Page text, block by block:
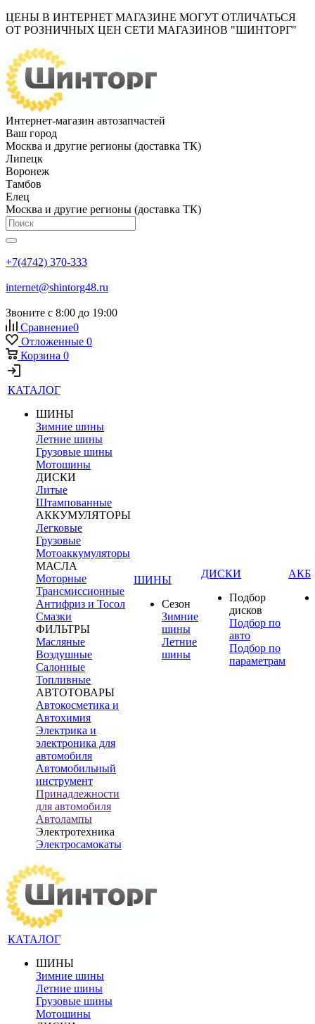
ЦЕНЫ В ИНТЕРНЕТ МАГАЗИНЕ МОГУТ ОТЛИЧАТЬСЯ
ОТ РОЗНИЧНЫХ ЦЕН СЕТИ МАГАЗИНОВ "ШИНТОРГ"
Интернет-магазин автозапчастей
Ваш город
Москва и другие регионы (доставка ТК)
Липецк
Воронеж
Тамбов
Елец
Москва и другие регионы (доставка ТК)
+7(4742) 370-333
internet@shintorg48.ru
Звоните с 8:00 до 19:00
Сравнение0
Отложенные 0
Корзина 0
КАТАЛОГ
ШИНЫ
Зимние шины
Летние шины
Грузовые шины
Мотошины
ДИСКИ
Литые
Штампованные
АККУМУЛЯТОРЫ
Легковые
Грузовые
Мотоаккумуляторы
МАСЛА
Моторные
Трансмиссионные
Антифриз и Тосол
Смазки
ФИЛЬТРЫ
Масляные
Воздушные
Салонные
Топливные
АВТОТОВАРЫ
Автокосметика и
Автохимия
Электрика и
электроника для
автомобиля
Автомобильный
инструмент
Принадлежности
для автомобиля
Автолампы
Электротехника
Электросамокаты
ШИНЫ
Сезон
Зимние
шины
Летние
шины
ДИСКИ
Подбор
дисков
Подбор по
авто
Подбор по
параметрам
АКБ
КАТАЛОГ
ШИНЫ
Зимние шины
Летние шины
Грузовые шины
Мотошины